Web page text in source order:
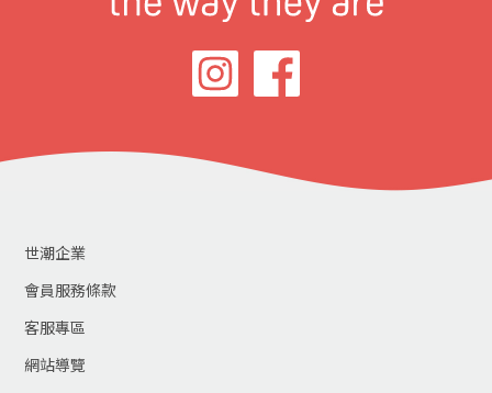
世潮企業
會員服務條款
客服專區
網站導覽